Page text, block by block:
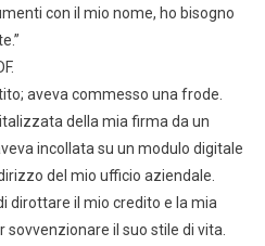
con il mio nome, ho bisogno
aveva commesso una frode.
della mia firma da un
incollata su un modulo digitale
del mio ufficio aziendale.
dirottare il mio credito e la mia
il suo stile di vita.